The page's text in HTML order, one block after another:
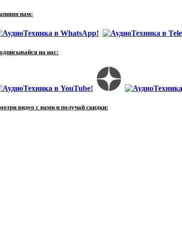
нам:
на нас:
видео с нами и получай скидки: